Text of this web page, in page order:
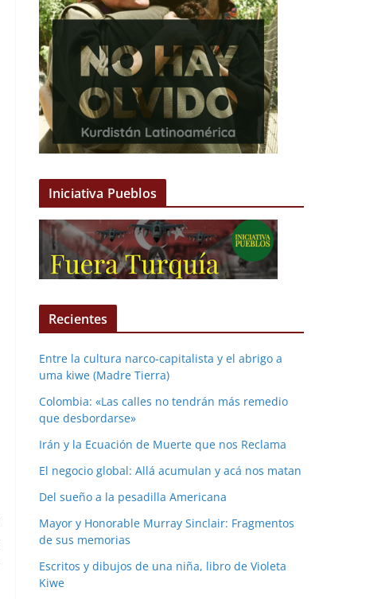
Iniciativa Pueblos
Recientes
Entre la cultura narco-capitalista y el abrigo a
uma kiwe (Madre Tierra)
Colombia: «Las calles no tendrán más remedio
que desbordarse»
Irán y la Ecuación de Muerte que nos Reclama
El negocio global: Allá acumulan y acá nos matan
Del sueño a la pesadilla Americana
Mayor y Honorable Murray Sinclair: Fragmentos
de sus memorias
Escritos y dibujos de una niña, libro de Violeta
Kiwe